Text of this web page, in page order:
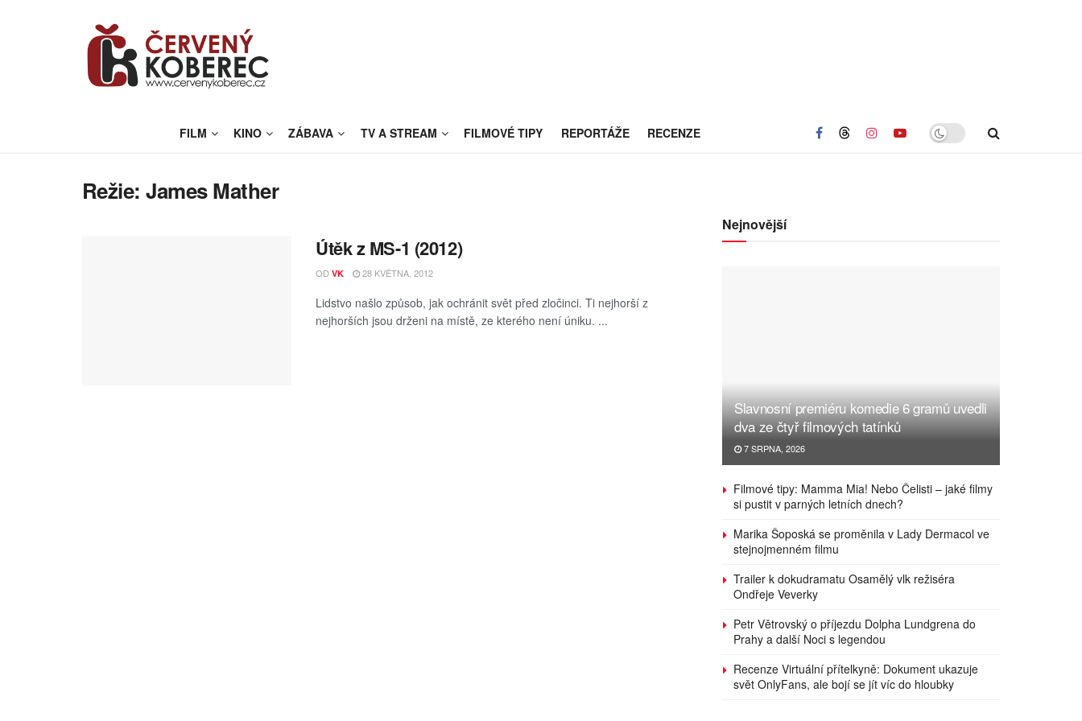
FILM KINO ZÁBAVA TV A STREAM FILMOVÉ TIPY REPORTÁŽE RECENZE
Režie:James Mather
Útěk z MS-1 (2012)
OD VK 28 KVĚTNA, 2012
Lidstvo našlo způsob, jak ochránit svět před zločinci. Ti nejhorší z
nejhorších jsou drženi na místě, ze kterého není úniku. ...
Nejnovější
Slavnosní premiéru komedie 6 gramů uvedli
dva ze čtyř filmových tatínků
7 SRPNA, 2026
Filmové tipy: Mamma Mia! Nebo Čelisti – jaké filmy
si pustit v parných letních dnech?
Marika Šoposká se proměnila v Lady Dermacol ve
stejnojmenném filmu
Trailer k dokudramatu Osamělý vlk režiséra
Ondřeje Veverky
Petr Větrovský o příjezdu Dolpha Lundgrena do
Prahy a další Noci s legendou
Recenze Virtuální přítelkyně: Dokument ukazuje
svět OnlyFans, ale bojí se jít víc do hloubky